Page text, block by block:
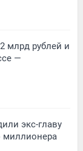
млрд рублей и
—
экс-главу
миллионера